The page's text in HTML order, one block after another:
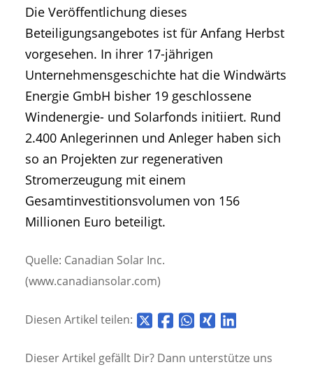
Die Veröffentlichung dieses
Beteiligungsangebotes ist für Anfang Herbst
vorgesehen. In ihrer 17-jährigen
Unternehmensgeschichte hat die Windwärts
Energie GmbH bisher 19 geschlossene
Windenergie- und Solarfonds initiiert. Rund
2.400 Anlegerinnen und Anleger haben sich
so an Projekten zur regenerativen
Stromerzeugung mit einem
Gesamtinvestitionsvolumen von 156
Millionen Euro beteiligt.
Quelle: Canadian Solar Inc.
(www.canadiansolar.com)
Diesen Artikel teilen:
Dieser Artikel gefällt Dir? Dann unterstütze uns